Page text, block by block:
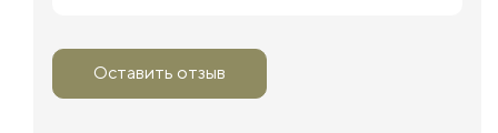
Оставить отзыв